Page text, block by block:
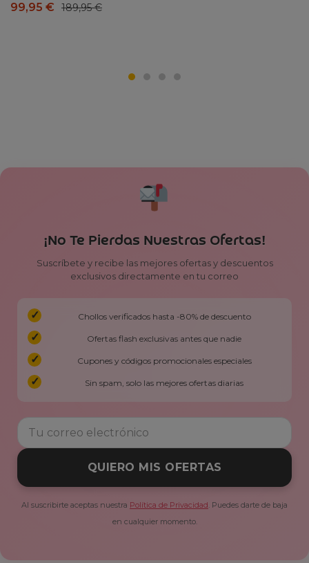
99,95 € 189,95€
¡No Te Pierdas Nuestras Ofertas!
Suscríbete y recibe las mejores ofertas y descuentos
exclusivos directamente en tu correo
Chollos verificados hasta -80% de descuento
Ofertas flash exclusivas antes que nadie
Cupones y códigos promocionales especiales
Sin spam, solo las mejores ofertas diarias
QUIERO MIS OFERTAS
Al suscribirte aceptas nuestra Política de Privacidad. Puedes darte de baja
en cualquier momento.